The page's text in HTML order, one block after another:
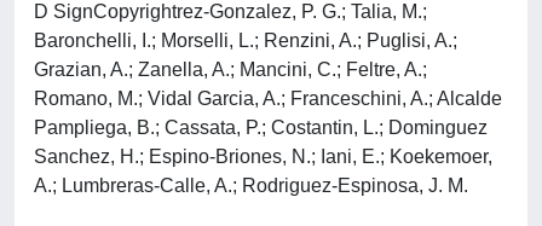
D SignCopyrightrez-Gonzalez, P. G.; Talia, M.;
Baronchelli, I.; Morselli, L.; Renzini, A.; Puglisi, A.;
Grazian, A.; Zanella, A.; Mancini, C.; Feltre, A.;
Romano, M.; Vidal Garcia, A.; Franceschini, A.; Alcalde
Pampliega, B.; Cassata, P.; Costantin, L.; Dominguez
Sanchez, H.; Espino-Briones, N.; Iani, E.; Koekemoer,
A.; Lumbreras-Calle, A.; Rodriguez-Espinosa, J. M.